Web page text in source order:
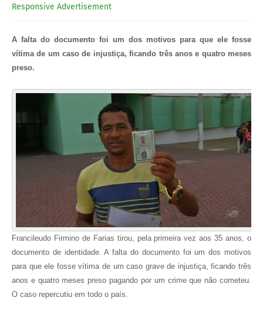
Responsive Advertisement
A falta do documento foi um dos motivos para que ele fosse
vítima de um caso de injustiça, ficando três anos e quatro meses
preso.
Francileudo Firmino de Farias tirou, pela primeira vez aos 35 anos, o
documento de identidade. A falta do documento foi um dos motivos
para que ele fosse vítima de um caso grave de injustiça, ficando três
anos e quatro meses preso pagando por um crime que não cometeu.
O caso repercutiu em todo o país.